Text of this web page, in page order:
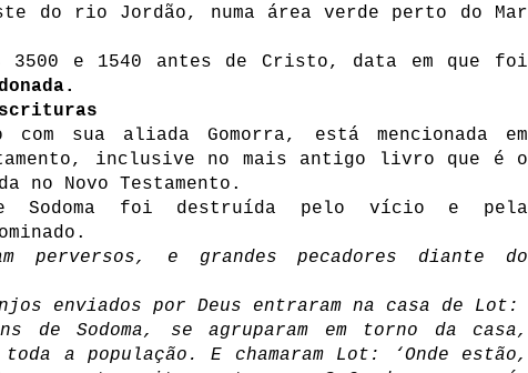
do rio Jordão, numa área verde perto do Mar
e 1540 antes de Cristo, data em que foi
sua aliada Gomorra, está mencionada em
inclusive no mais antigo livro que é o
no Novo Testamento.
Sodoma foi destruída pelo vício e pela
perversos, e grandes pecadores diante do
enviados por Deus entraram na casa de Lot:
de Sodoma, se agruparam em torno da casa,
a população. E chamaram Lot: ‘Onde estão,